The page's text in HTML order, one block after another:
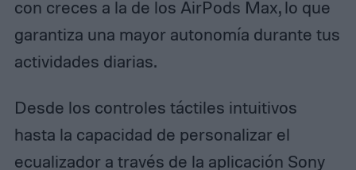
con creces a la de los AirPods Max, lo que
garantiza una mayor autonomía durante tus
actividades diarias.
Desde los controles táctiles intuitivos
hasta la capacidad de personalizar el
ecualizador a través de la aplicación Sony